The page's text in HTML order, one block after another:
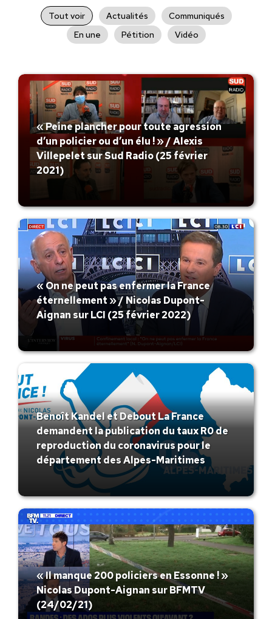
Tout voir Actualités
Communiqués
En une
Pétition Vidéo
« Peine plancher pour toute agression
d’un policier ou d’un élu ! » / Alexis
Villepelet sur Sud Radio (25 février
2021)
« On ne peut pas enfermer la France
éternellement » / Nicolas Dupont-
Aignan sur LCI (25 février 2022)
Benoît Kandel et Debout La France
demandent la publication du taux R0 de
reproduction du coronavirus pour le
département des Alpes-Maritimes
« Il manque 200 policiers en Essonne ! »
Nicolas Dupont-Aignan sur BFMTV
(24/02/21)